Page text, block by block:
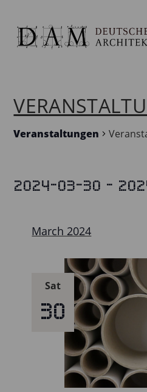
Veranstaltungen
2024-03-30 -
date.March 2024
Sat
30